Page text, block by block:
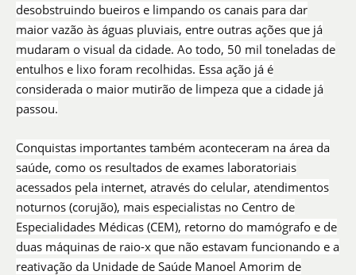
desobstruindo bueiros e limpando os canais para dar
maior vazão às águas pluviais, entre outras ações que já
mudaram o visual da cidade. Ao todo, 50 mil toneladas de
entulhos e lixo foram recolhidas. Essa ação já é
considerada o maior mutirão de limpeza que a cidade já
passou.
Conquistas importantes também aconteceram na área da
saúde, como os resultados de exames laboratoriais
acessados pela internet, através do celular, atendimentos
noturnos (corujão), mais especialistas no Centro de
Especialidades Médicas (CEM), retorno do mamógrafo e de
duas máquinas de raio-x que não estavam funcionando e a
reativação da Unidade de Saúde Manoel Amorim de